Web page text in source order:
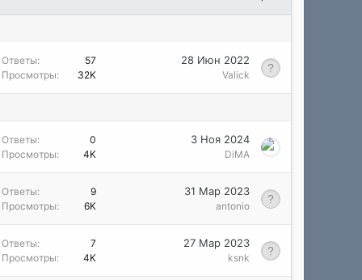
Ответы
57
Просмотры
32K
28 Июн 2022
Valick
Ответы
0
Просмотры
4K
3 Ноя 2024
DiMA
Ответы
9
Просмотры
6K
31 Мар 2023
antonio
Ответы
7
Просмотры
4K
27 Мар 2023
ksnk